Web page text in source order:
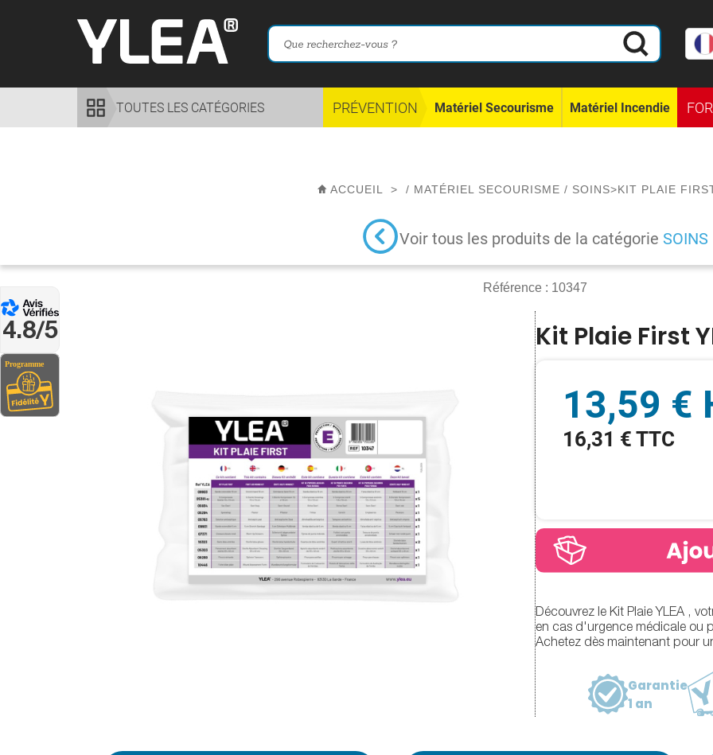
4.8/5
TOUTES LES CATÉGORIES PRÉVENTION Matériel Secourisme Matériel Incendie
ACCUEIL > / MATÉRIEL SECOURISME / SOINS>KIT PLAIE
Voir tous les produits de la catégorie SOINS
Référence : 10347
Kit Plaie First
13,59 €
16,31 € TTC
Découvrez le Kit Plaie YLEA ,
en cas d'urgence médicale ou
Achetez dès maintenant pour
Garantie
1 an